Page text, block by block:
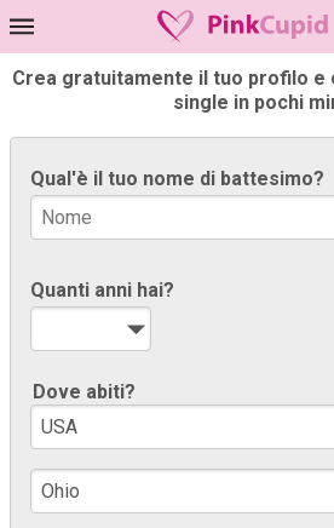
Crea gratuitamente il tuo profilo e
single in pochi
Qual'è il tuo nome di battesimo?
Quanti anni hai?
Dove abiti?